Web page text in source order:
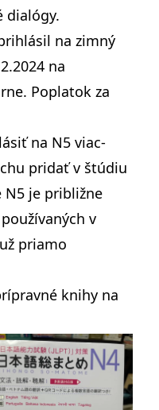
dialógy.
na zimný
na
Poplatok za
na N5 viac-
pridať v štúdiu
N5 je približne
v
priamo
knihy na